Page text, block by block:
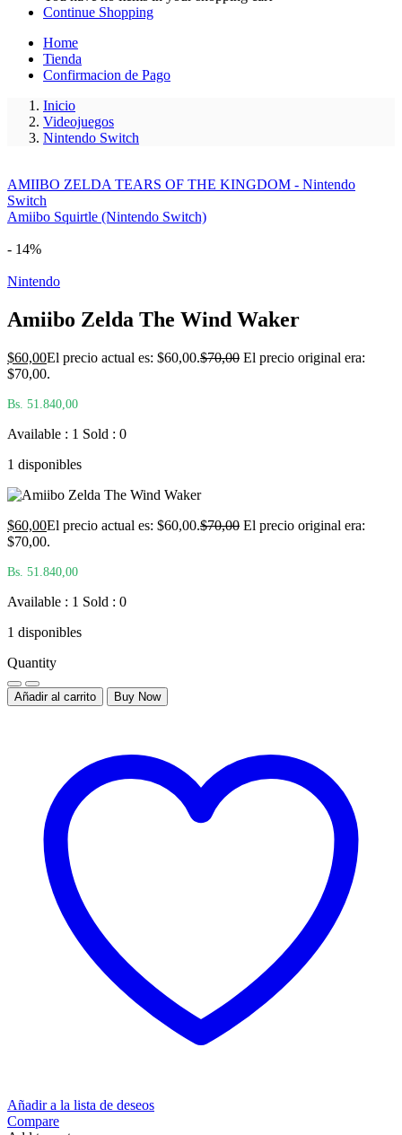
Continue Shopping
Home
Tienda
Confirmacion de Pago
Inicio
Videojuegos
Nintendo Switch
AMIIBO ZELDA TEARS OF THE KINGDOM - Nintendo
Switch
Amiibo Squirtle (Nintendo Switch)
- 14%
Nintendo
Amiibo Zelda The Wind Waker
$60,00El precio actual es: $60,00.$70,00 El precio original era:
$70,00.
Bs. 51.840,00
Available : 1 Sold : 0
1 disponibles
$60,00El precio actual es: $60,00.$70,00 El precio original era:
$70,00.
Bs. 51.840,00
Available : 1 Sold : 0
1 disponibles
Quantity
Añadir al carrito Buy Now
Añadir a la lista de deseos
Compare